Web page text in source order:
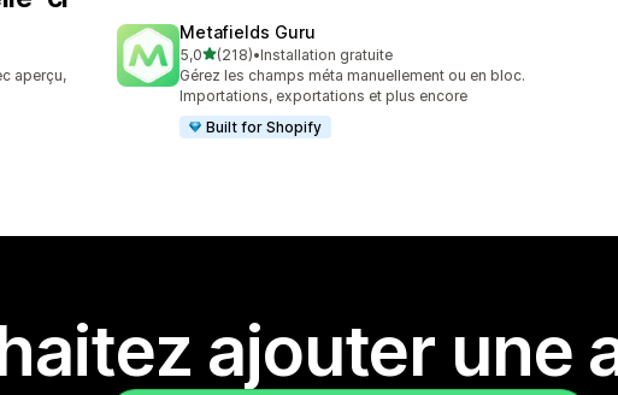
aperçu,
Metafields Guru
5,0étoile(s) sur 5
(218)
218 avis au total
•Installation gratuite
Gérez les champs méta manuellement ou en bloc.
Importations, exportations et plus encore
Built for Shopify
ajouter une